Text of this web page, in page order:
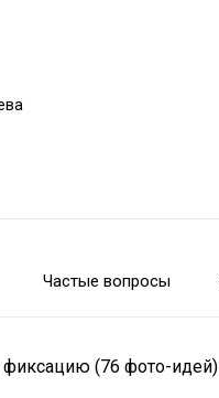
Частые вопросы
фиксацию (76 фото-идей)